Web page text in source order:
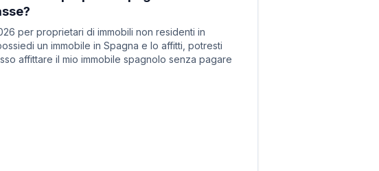
per proprietari di immobili non residenti in
un immobile in Spagna e lo affitti, potresti
affittare il mio immobile spagnolo senza pagare